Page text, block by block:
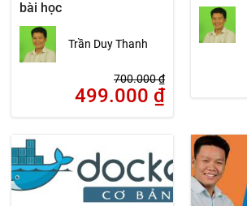
bài học
Trần Duy Thanh
700.000₫
499.000 ₫